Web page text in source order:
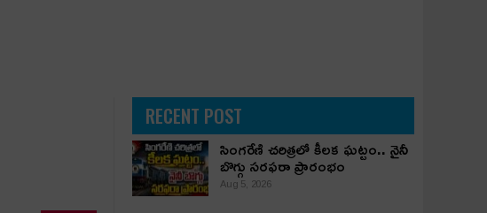
RECENT POST
సింగరేణి చరిత్రలో కీలక ఘట్టం.. నైనీ
బొగ్గు సరఫరా ప్రారంభం
Aug 5, 2026